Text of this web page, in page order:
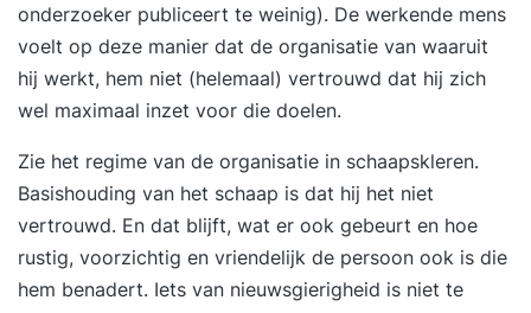
onderzoeker publiceert te weinig). De werkende mens
voelt op deze manier dat de organisatie van waaruit
hij werkt, hem niet (helemaal) vertrouwd dat hij zich
wel maximaal inzet voor die doelen.
Zie het regime van de organisatie in schaapskleren.
Basishouding van het schaap is dat hij het niet
vertrouwd. En dat blijft, wat er ook gebeurt en hoe
rustig, voorzichtig en vriendelijk de persoon ook is die
hem benadert. Iets van nieuwsgierigheid is niet te